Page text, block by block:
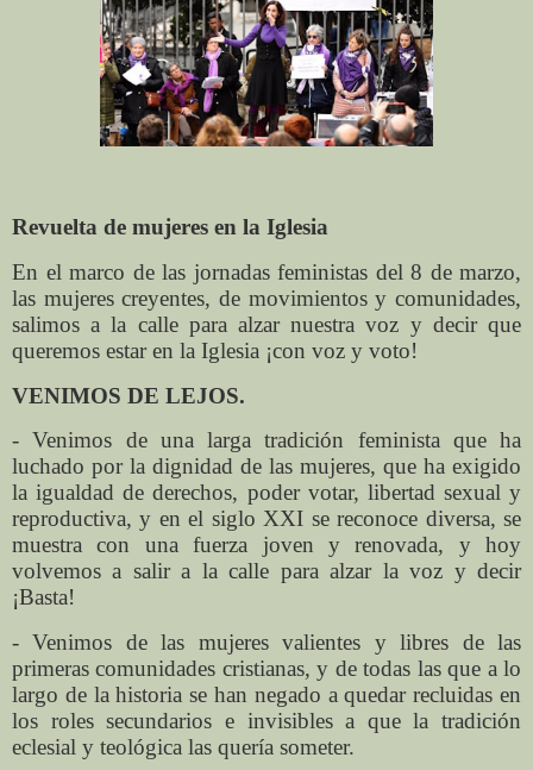
Revuelta de mujeres en la Iglesia
En el marco de las jornadas feministas del 8 de marzo,
las mujeres creyentes, de movimientos y comunidades,
salimos a la calle para alzar nuestra voz y decir que
queremos estar en la Iglesia ¡con voz y voto!
VENIMOS DE LEJOS.
- Venimos de una larga tradición feminista que ha
luchado por la dignidad de las mujeres, que ha exigido
la igualdad de derechos, poder votar, libertad sexual y
reproductiva, y en el siglo XXI se reconoce diversa, se
muestra con una fuerza joven y renovada, y hoy
volvemos a salir a la calle para alzar la voz y decir
¡Basta!
- Venimos de las mujeres valientes y libres de las
primeras comunidades cristianas, y de todas las que a lo
largo de la historia se han negado a quedar recluidas en
los roles secundarios e invisibles a que la tradición
eclesial y teológica las quería someter.